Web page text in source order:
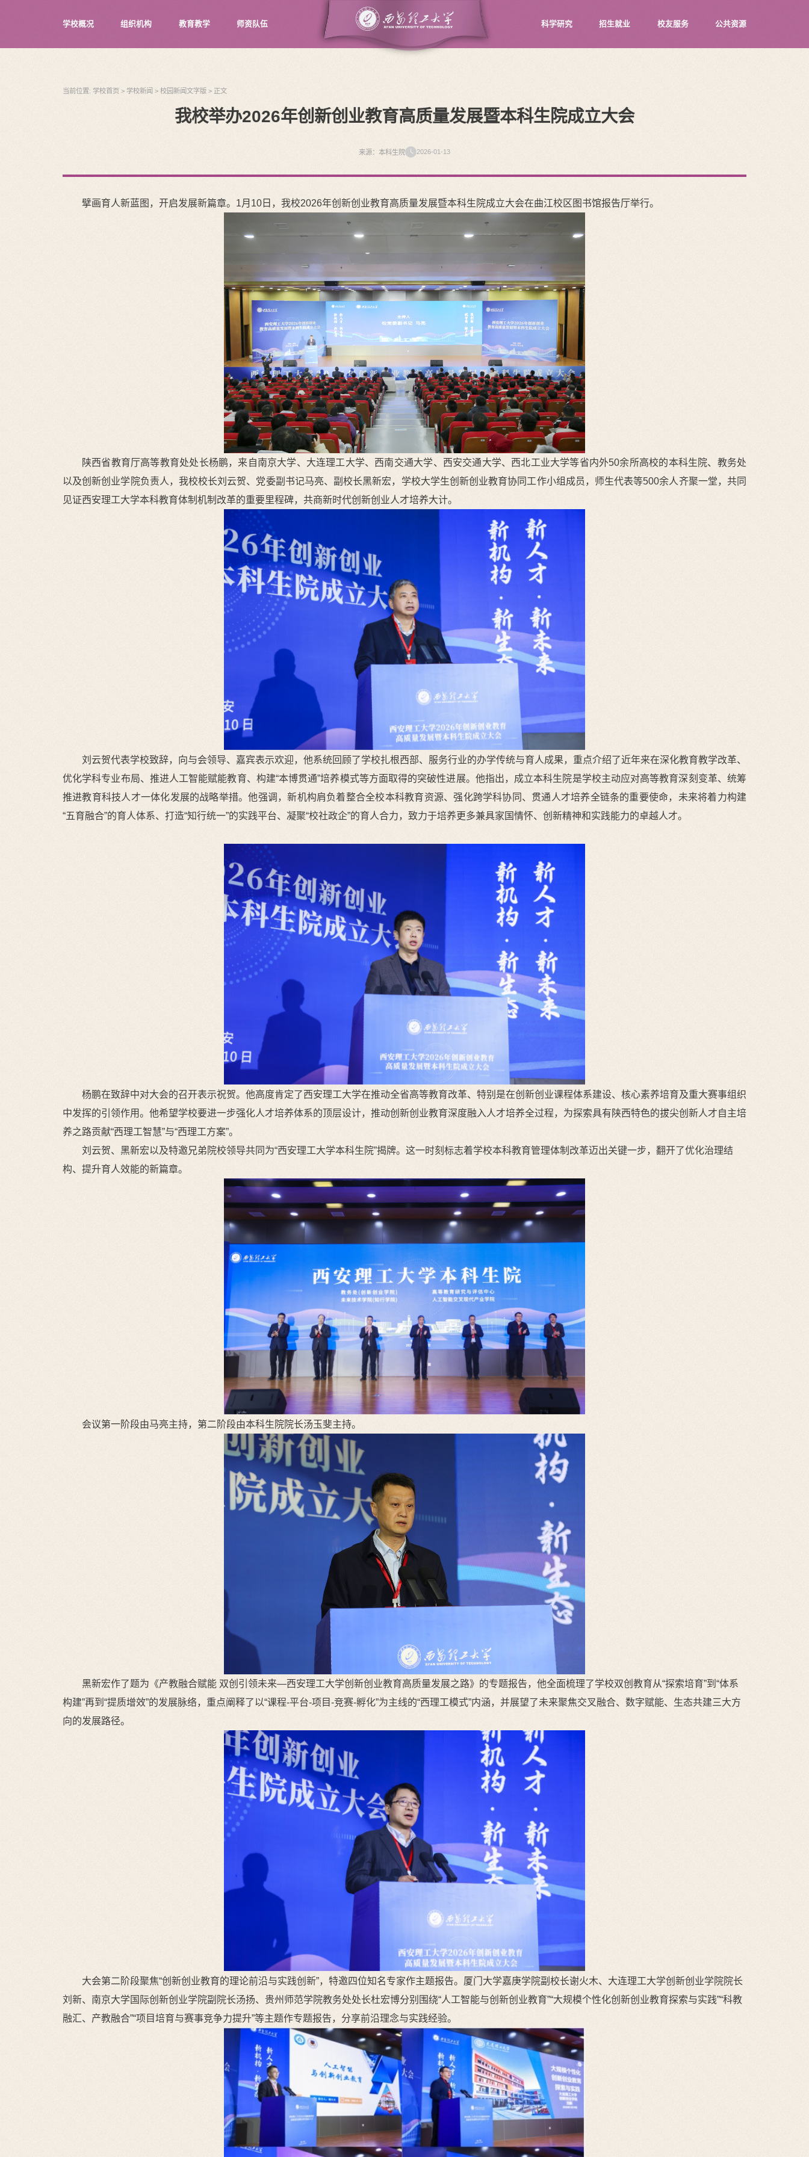
学校概况 组织机构 教育教学 师资队伍 科学研究 招生就业 校友服务 公共资源
当前位置: 学校首页 > 学校新闻 > 校园新闻文字版 > 正文
我校举办2026年创新创业教育高质量发展暨本科生院成立大会
来源：本科生院 2026-01-13
擘画育人新蓝图，开启发展新篇章。1月10日，我校2026年创新创业教育高质量发展暨本科生院成立大会在曲江校区图书馆报告厅举行。
陕西省教育厅高等教育处处长杨鹏，来自南京大学、大连理工大学、西南交通大学、西安交通大学、西北工业大学等省内外50余所高校的本科生院、教务处
以及创新创业学院负责人，我校校长刘云贺、党委副书记马亮、副校长黑新宏，学校大学生创新创业教育协同工作小组成员，师生代表等500余人齐聚一堂，共同
见证西安理工大学本科教育体制机制改革的重要里程碑，共商新时代创新创业人才培养大计。
刘云贺代表学校致辞，向与会领导、嘉宾表示欢迎，他系统回顾了学校扎根西部、服务行业的办学传统与育人成果，重点介绍了近年来在深化教育教学改革、
优化学科专业布局、推进人工智能赋能教育、构建“本博贯通”培养模式等方面取得的突破性进展。他指出，成立本科生院是学校主动应对高等教育深刻变革、统筹
推进教育科技人才一体化发展的战略举措。他强调，新机构肩负着整合全校本科教育资源、强化跨学科协同、贯通人才培养全链条的重要使命，未来将着力构建
“五育融合”的育人体系、打造“知行统一”的实践平台、凝聚“校社政企”的育人合力，致力于培养更多兼具家国情怀、创新精神和实践能力的卓越人才。
杨鹏在致辞中对大会的召开表示祝贺。他高度肯定了西安理工大学在推动全省高等教育改革、特别是在创新创业课程体系建设、核心素养培育及重大赛事组织
中发挥的引领作用。他希望学校要进一步强化人才培养体系的顶层设计，推动创新创业教育深度融入人才培养全过程，为探索具有陕西特色的拔尖创新人才自主培
养之路贡献“西理工智慧”与“西理工方案”。
刘云贺、黑新宏以及特邀兄弟院校领导共同为“西安理工大学本科生院”揭牌。这一时刻标志着学校本科教育管理体制改革迈出关键一步，翻开了优化治理结
构、提升育人效能的新篇章。
会议第一阶段由马亮主持，第二阶段由本科生院院长汤玉斐主持。
黑新宏作了题为《产教融合赋能 双创引领未来—西安理工大学创新创业教育高质量发展之路》的专题报告，他全面梳理了学校双创教育从“探索培育”到“体系
构建”再到“提质增效”的发展脉络，重点阐释了以“课程-平台-项目-竞赛-孵化”为主线的“西理工模式”内涵，并展望了未来聚焦交叉融合、数字赋能、生态共建三大方
向的发展路径。
大会第二阶段聚焦“创新创业教育的理论前沿与实践创新”，特邀四位知名专家作主题报告。厦门大学嘉庚学院副校长谢火木、大连理工大学创新创业学院院长
刘新、南京大学国际创新创业学院副院长汤扬、贵州师范学院教务处处长杜宏博分别围绕“人工智能与创新创业教育”“大规模个性化创新创业教育探索与实践”“科教
融汇、产教融合”“项目培育与赛事竞争力提升”等主题作专题报告，分享前沿理念与实践经验。